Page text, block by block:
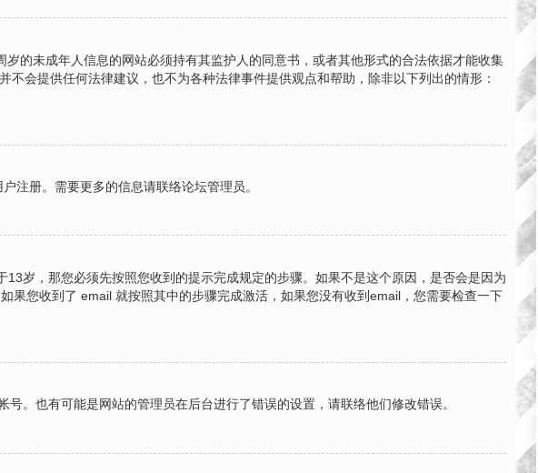
的未成年人信息的网站必须持有其监护人的同意书，或者其他形式的合法依据才能收集
会提供任何法律建议，也不为各种法律事件提供观点和帮助，除非以下列出的情形：
注册。需要更多的信息请联络论坛管理员。
岁，那您必须先按照您收到的提示完成规定的步骤。如果不是这个原因，是否会是因为
果您收到了 email 就按照其中的步骤完成激活，如果您没有收到email，您需要检查一下
。也有可能是网站的管理员在后台进行了错误的设置，请联络他们修改错误。